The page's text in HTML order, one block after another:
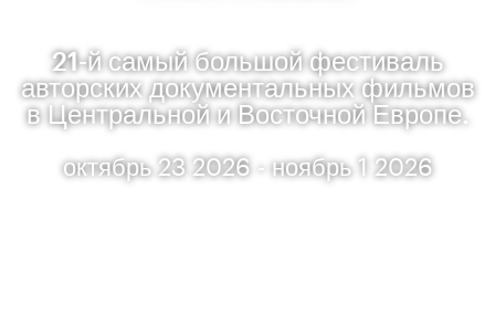
21-й самый большой фестиваль
авторских документальных фильмов
в Центральной и Восточной Европе.
октябрь 23 2026 - ноябрь 1 2026